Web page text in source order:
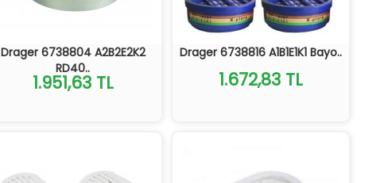
Drager 6738804 A2B2E2K2
RD40..
1.951,63 TL
Drager 6738816 A1B1E1K1 Bayo..
1.672,83 TL